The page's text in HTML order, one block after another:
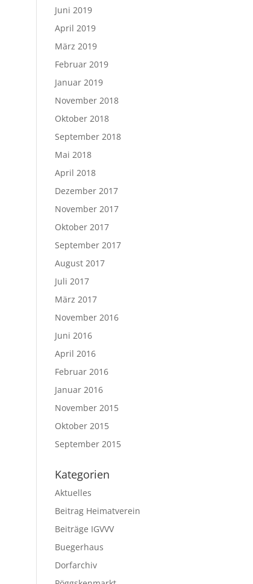
Juni 2019
April 2019
März 2019
Februar 2019
Januar 2019
November 2018
Oktober 2018
September 2018
Mai 2018
April 2018
Dezember 2017
November 2017
Oktober 2017
September 2017
August 2017
Juli 2017
März 2017
November 2016
Juni 2016
April 2016
Februar 2016
Januar 2016
November 2015
Oktober 2015
September 2015
Kategorien
Aktuelles
Beitrag Heimatverein
Beiträge IGVVV
Buegerhaus
Dorfarchiv